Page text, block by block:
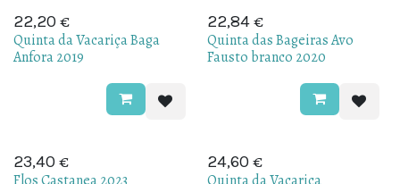
22,20 €
Quinta da Vacariça Baga
Anfora 2019
22,84€
Quinta das Bageiras Avo
Fausto branco 2020
23,40 € 24,60 €